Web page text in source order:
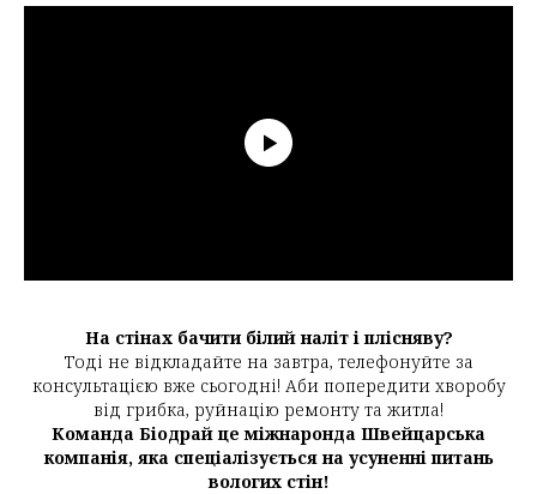
На стінах бачити білий наліт і плісняву?
Тоді не відкладайте на завтра, телефонуйте за
консультацією вже сьогодні! Аби попередити хворобу
від грибка, руйнацію ремонту та житла!
Команда Біодрай це міжнаронда Швейцарська
компанія, яка спеціалізується на усуненні питань
вологих стін!